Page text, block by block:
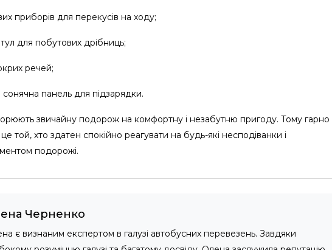
приборів для перекусів на ходу;
для побутових дрібниць;
речей;
панель для підзарядки.
звичайну подорож на комфортну і незабутню пригоду. Тому гарно
той, хто здатен спокійно реагувати на будь-які несподіванки і
подорожі.
Черненко
є визнаним експертом в галузі автобусних перевезень. Завдяки